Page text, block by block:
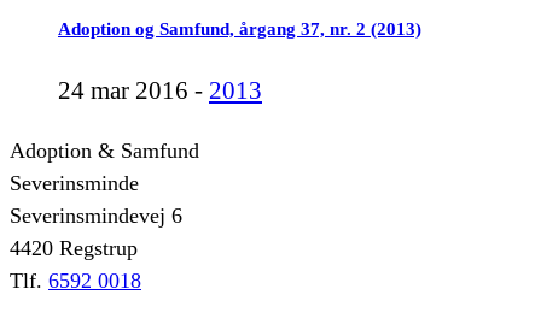
Adoption og Samfund, årgang 37, nr. 2 (2013)
24 mar 2016 - 2013
Adoption & Samfund
Severinsminde
Severinsmindevej 6
4420 Regstrup
Tlf. 6592 0018